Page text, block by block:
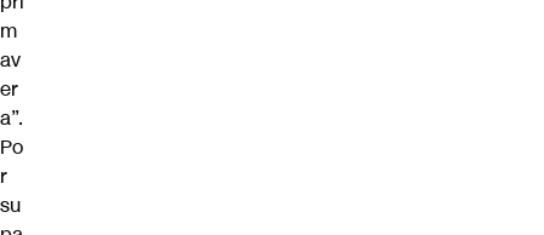
m
av
er
a”.
Po
r
su